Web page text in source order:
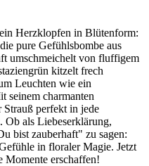
Herzklopfen in Blütenform:
pure Gefühlsbombe aus
umschmeichelt von fluffigem
kitzelt frech
Leuchten wie ein
seinem charmanten
Strauß perfekt in jede
Ob als Liebeserklärung,
bist zauberhaft" zu sagen:
in floraler Magie. Jetzt
Momente erschaffen!